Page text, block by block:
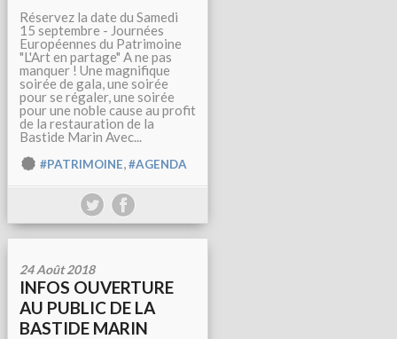
Réservez la date du Samedi
15 septembre - Journées
Européennes du Patrimoine
"L'Art en partage" A ne pas
manquer ! Une magnifique
soirée de gala, une soirée
pour se régaler, une soirée
pour une noble cause au profit
de la restauration de la
Bastide Marin Avec...
#PATRIMOINE,#AGENDA
24 Août 2018
INFOS OUVERTURE
AU PUBLIC DE LA
BASTIDE MARIN